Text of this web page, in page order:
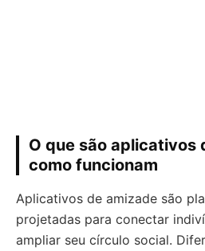
O que são aplicativos
como funcionam
Aplicativos de amizade são
projetadas para conectar
ampliar seu círculo social.